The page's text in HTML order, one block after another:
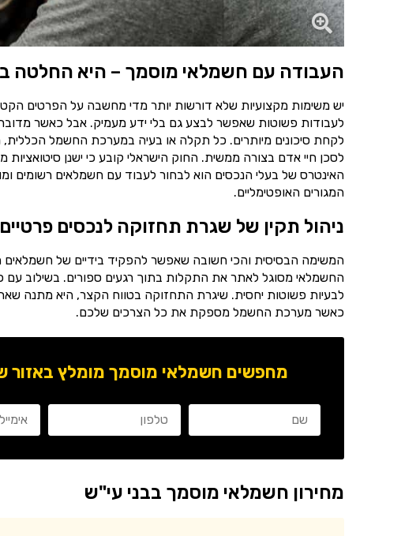
העבודה עם חשמלאי מוסמך – היא החלטה
יש משימות מקצועיות שלא דורשות יותר מדי מחשבה על הפרטים
לעבודות פשוטות שאפשר לבצע גם בלי ידע מעמיק. אבל כאשר
לקחת סיכונים מיותרים. כל תקלה או בעיה במערכת החשמל
לסכן חיי אדם בצורה ממשית. החוק הישראלי קובע כי ישנן
האינטרס של בעלי הנכסים הוא לבחור לעבוד עם חשמלאים רשומים
המגורים האופטימליים.
ניהול תקין של שגרת תחזוקה לנכסים
המשימה הבסיסית והכי חשובה שאפשר להפקיד בידיים של
החשמלאי מסוגל לאתר את התקלות בתוך רגעים ספורים. בשילוב עם
לבעיות פשוטות יחסית. שיגרת התחזוקה בטווח הקצר, היא מתנה
כאשר מערכת החשמל מספקת את כל הצרכים שלכם.
מחפשים חשמלאי מוסמך מומלץ באזור
מחירון חשמלאי מוסמך בבני עי"ש